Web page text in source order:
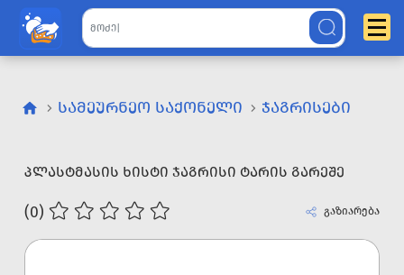
ᲡᲐᲛᲔᲣᲠᲜᲔᲝ ᲡᲐᲥᲝᲜᲔᲚᲘ ᲯᲐᲒᲠᲘᲡᲔᲑᲘ
ᲞᲚᲐᲡᲢᲛᲐᲡᲘᲡ ᲮᲘᲡᲢᲘ ᲯᲐᲒᲠᲘᲡᲘ ᲢᲐᲠᲘᲡ ᲒᲐᲠᲔᲨᲔ
(0) გაზიარება